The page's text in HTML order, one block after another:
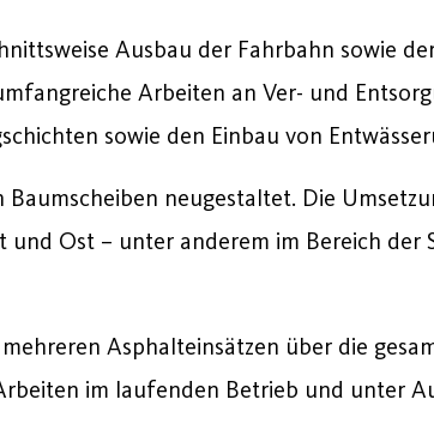
Ausbau der Fahrbahn sowie
Arbeiten an Ver- und
sowie den Einbau von
neugestaltet. Die
und Ost – unter anderem im Bereich
Asphalteinsätzen über die
im laufenden Betrieb und unter